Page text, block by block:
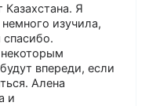
Я
изучила,
впереди, если
Алена
и